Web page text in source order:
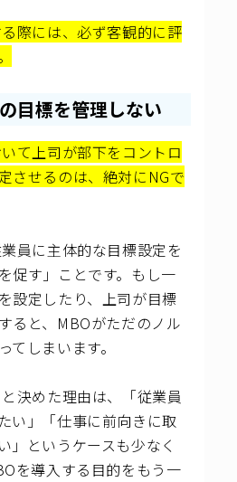
際には、必ず客観的に評
目標を管理しない
て上司が部下をコントロ
させるのは、絶対にNGで
員に主体的な目標設定を
促す」ことです。もし一
設定したり、上司が目標
ると、MBOがただのノル
てしまいます。
決めた理由は、「従業員
い」「仕事に前向きに取
」というケースも少なく
を導入する目的をもう一